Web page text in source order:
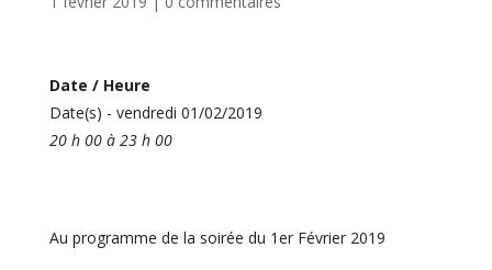
Date / Heure
Date(s) - vendredi 01/02/2019
20 h 00 à 23 h 00
Au programme de la soirée du 1er Février 2019